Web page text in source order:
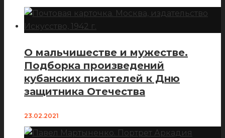
О мальчишестве и мужестве.
Подборка произведений
кубанских писателей к Дню
защитника Отечества
23.02.2021